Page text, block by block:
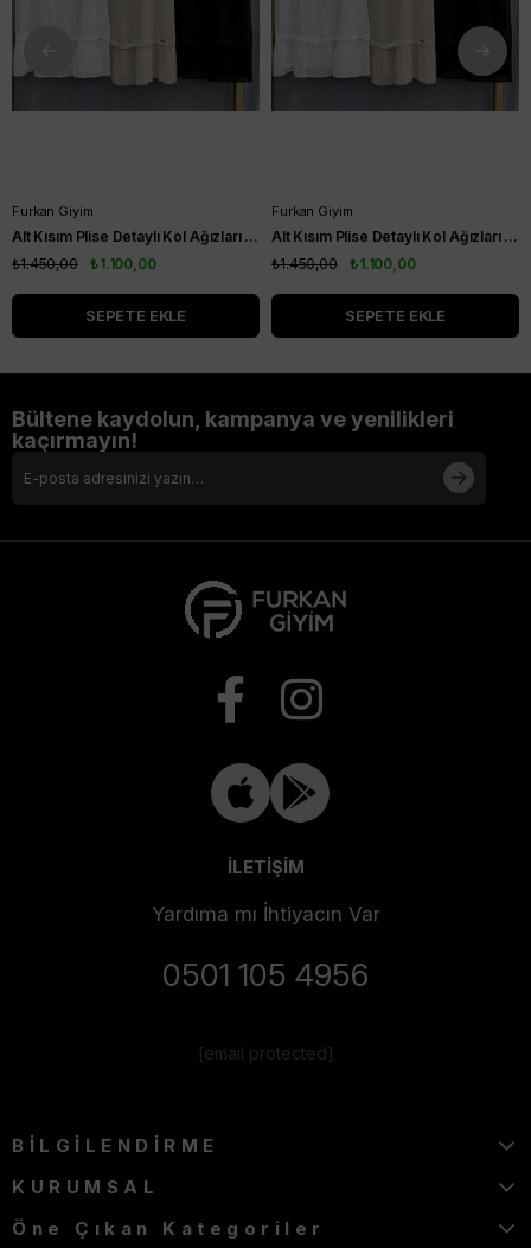
Furkan Giyim
Alt Kısım Plise Detaylı Kol Ağızları Ribanalı Kısa Kol Kurtarıcı Tunik Siyah
₺1.100,00
₺1.450,00
SEPETE EKLE
Furkan Giyim
Alt Kısım Plise Detaylı Kol Ağızları Ribanalı Kısa Kol Kurtarıcı Tunik Vizon
₺1.100,00
₺1.450,00
SEPETE EKLE
Bültene kaydolun, kampanya ve yenilikleri
kaçırmayın!
İLETİŞİM
Yardıma mı İhtiyacın Var
0501 105 4956
[email protected]
BİLGİLENDİRME
KURUMSAL
Öne Çıkan Kategoriler